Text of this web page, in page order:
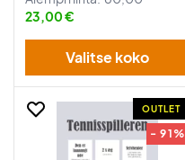
23,00 €
Valitse koko
OUTLET
- 91%